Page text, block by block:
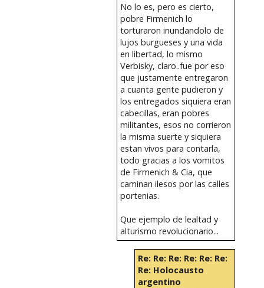
No lo es, pero es cierto,
pobre Firmenich lo
torturaron inundandolo de
lujos burgueses y una vida
en libertad, lo mismo
Verbisky, claro..fue por eso
que justamente entregaron
a cuanta gente pudieron y
los entregados siquiera eran
cabecillas, eran pobres
militantes, esos no corrieron
la misma suerte y siquiera
estan vivos para contarla,
todo gracias a los vomitos
de Firmenich & Cia, que
caminan ilesos por las calles
portenias.
Que ejemplo de lealtad y
alturismo revolucionario...
Re: Re: Re: Re: Re: Re:
Re: Holocausto
argentino